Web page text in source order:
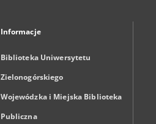
Informacje
Biblioteka Uniwersytetu
Zielonogórskiego
Wojewódzka i Miejska Biblioteka
Publiczna